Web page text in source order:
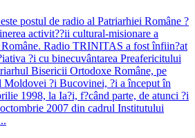
postul de radio al Patriarhiei Române ?
activit??ii cultural-misionare a
Radio TRINITAS a fost înfiin?at
?i cu binecuvântarea Preafericitului
Bisericii Ortodoxe Române, pe
?i Bucovinei, ?i a început în
1998, la Ia?i, f?când parte, de atunci ?i
2007 din cadrul Institutului